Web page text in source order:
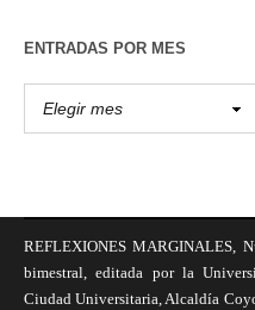
ENTRADAS POR MES
REFLEXIONES MARGINALES,
bimestral, editada por la
Ciudad Universitaria, Alcaldía